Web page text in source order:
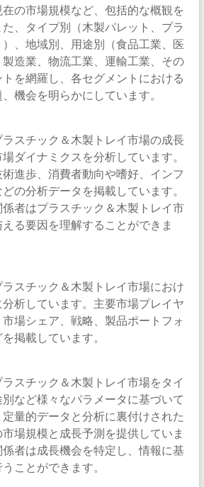
の市場規模など、包括的な概観を
、タイプ別（木製パレット、プラ
、地域別、用途別（食品工業、医
造業、物流工業、運輸工業、その
を網羅し、各セグメントにおける
機会を明らかにしています。
スチック＆木製トレイ市場の成長
ダイナミクスを分析しています。
進歩、消費者動向や嗜好、インフ
の分析データを掲載しています。
者はプラスチック＆木製トレイ市
る要因を理解することができま
スチック＆木製トレイ市場におけ
析しています。主要市場プレイヤ
場シェア、戦略、製品ポートフォ
掲載しています。
スチック＆木製トレイ市場をタイ
など様々なパラメータに基づいて
量的データと分析に裏付けされた
場規模と成長予測を提供していま
者は成長機会を特定し、情報に基
ことができます。